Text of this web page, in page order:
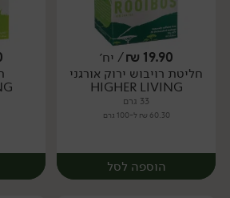
יח׳
19.90
₪/ יח׳
חליטת רויבוש ירוק אורגני
HIGHER LIVING
33 גרם
60.30 ₪ ל-100 גרם
הוספה לסל